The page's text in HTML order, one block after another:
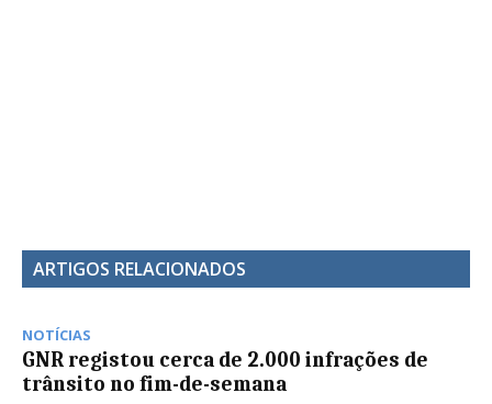
ARTIGOS RELACIONADOS
NOTÍCIAS
GNR registou cerca de 2.000 infrações de
trânsito no fim-de-semana